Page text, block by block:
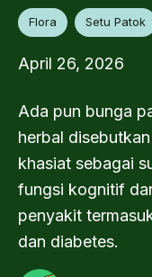
Flora Setu Patok
April 26, 2026
Ada pun bunga
herbal
khasiat sebagai
fungsi kognitif
penyakit
dan diabetes.